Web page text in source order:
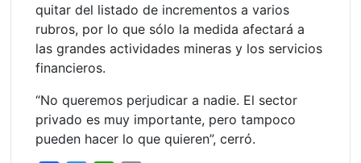
quitar del listado de incrementos a varios
rubros, por lo que sólo la medida afectará a
las grandes actividades mineras y los servicios
financieros.
“No queremos perjudicar a nadie. El sector
privado es muy importante, pero tampoco
pueden hacer lo que quieren”, cerró.